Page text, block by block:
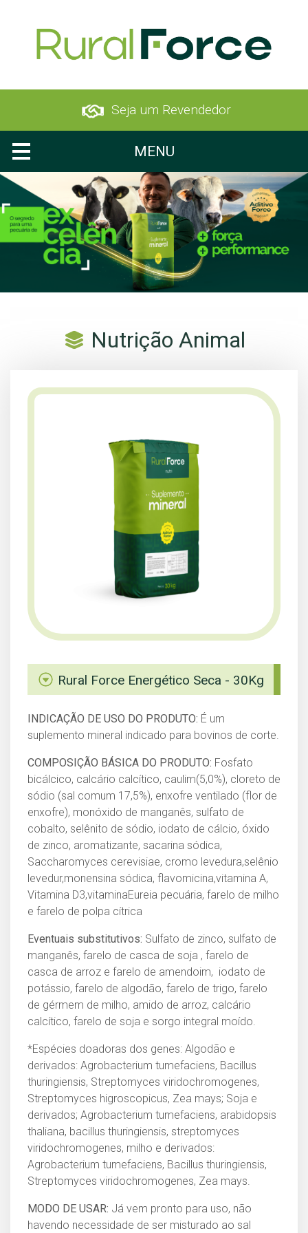
Seja um Revendedor
MENU
Nutrição Animal
Rural Force Energético Seca - 30Kg
INDICAÇÃO DE USO DO PRODUTO: É um
suplemento mineral indicado para bovinos de corte.
COMPOSIÇÃO BÁSICA DO PRODUTO: Fosfato
bicálcico, calcário calcítico, caulim(5,0%), cloreto de
sódio (sal comum 17,5%), enxofre ventilado (flor de
enxofre), monóxido de manganês, sulfato de
cobalto, selênito de sódio, iodato de cálcio, óxido
de zinco, aromatizante, sacarina sódica,
Saccharomyces cerevisiae, cromo levedura,selênio
levedur,monensina sódica, flavomicina,vitamina A,
Vitamina D3,vitaminaEureia pecuária, farelo de milho
e farelo de polpa cítrica
Eventuais substitutivos: Sulfato de zinco, sulfato de
manganês, farelo de casca de soja , farelo de
casca de arroz e farelo de amendoim, iodato de
potássio, farelo de algodão, farelo de trigo, farelo
de gérmem de milho, amido de arroz, calcário
calcítico, farelo de soja e sorgo integral moído.
*Espécies doadoras dos genes: Algodão e
derivados: Agrobacterium tumefaciens, Bacillus
thuringiensis, Streptomyces viridochromogenes,
Streptomyces higroscopicus, Zea mays; Soja e
derivados; Agrobacterium tumefaciens, arabidopsis
thaliana, bacillus thuringiensis, streptomyces
viridochromogenes, milho e derivados:
Agrobacterium tumefaciens, Bacillus thuringiensis,
Streptomyces viridochromogenes, Zea mays.
MODO DE USAR: Já vem pronto para uso, não
havendo necessidade de ser misturado ao sal